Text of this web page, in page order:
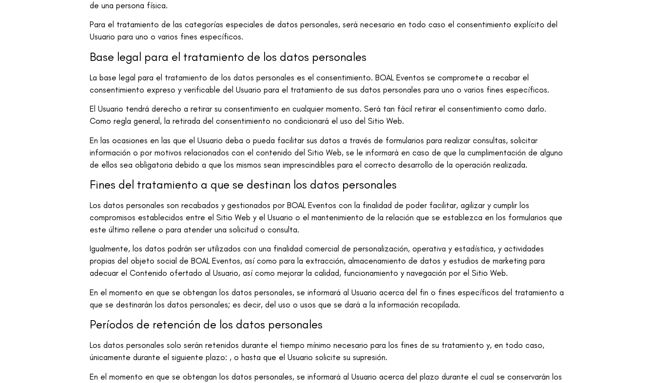
de una persona física.
Para el tratamiento de las categorías especiales de datos personales, será necesario en todo caso el consentimiento explícito del
Usuario para uno o varios fines específicos.
Base legal para el tratamiento de los datos personales
La base legal para el tratamiento de los datos personales es el consentimiento. BOAL Eventos se compromete a recabar el
consentimiento expreso y verificable del Usuario para el tratamiento de sus datos personales para uno o varios fines específicos.
El Usuario tendrá derecho a retirar su consentimiento en cualquier momento. Será tan fácil retirar el consentimiento como darlo.
Como regla general, la retirada del consentimiento no condicionará el uso del Sitio Web.
En las ocasiones en las que el Usuario deba o pueda facilitar sus datos a través de formularios para realizar consultas, solicitar
información o por motivos relacionados con el contenido del Sitio Web, se le informará en caso de que la cumplimentación de alguno
de ellos sea obligatoria debido a que los mismos sean imprescindibles para el correcto desarrollo de la operación realizada.
Fines del tratamiento a que se destinan los datos personales
Los datos personales son recabados y gestionados por BOAL Eventos con la finalidad de poder facilitar, agilizar y cumplir los
compromisos establecidos entre el Sitio Web y el Usuario o el mantenimiento de la relación que se establezca en los formularios que
este último rellene o para atender una solicitud o consulta.
Igualmente, los datos podrán ser utilizados con una finalidad comercial de personalización, operativa y estadística, y actividades
propias del objeto social de BOAL Eventos, así como para la extracción, almacenamiento de datos y estudios de marketing para
adecuar el Contenido ofertado al Usuario, así como mejorar la calidad, funcionamiento y navegación por el Sitio Web.
En el momento en que se obtengan los datos personales, se informará al Usuario acerca del fin o fines específicos del tratamiento a
que se destinarán los datos personales; es decir, del uso o usos que se dará a la información recopilada.
Períodos de retención de los datos personales
Los datos personales solo serán retenidos durante el tiempo mínimo necesario para los fines de su tratamiento y, en todo caso,
únicamente durante el siguiente plazo: , o hasta que el Usuario solicite su supresión.
En el momento en que se obtengan los datos personales, se informará al Usuario acerca del plazo durante el cual se conservarán los